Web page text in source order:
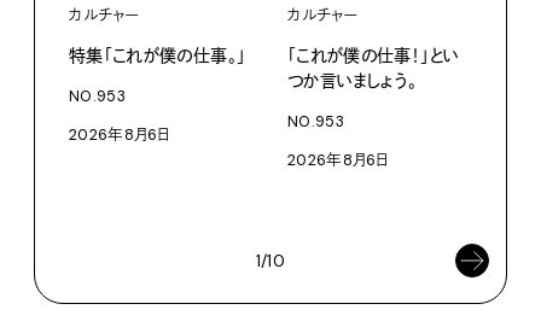
カルチャー
特集「これが僕の仕事。」
NO.953
2026年8月6日
カルチャー
「これが僕の仕事！」とい
つか言いましょう。
NO.953
2026年8月6日
1/10